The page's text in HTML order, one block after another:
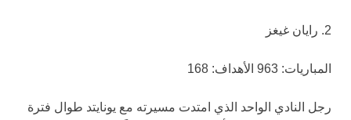
2. رايان غيغز
المباريات: 963 الأهداف: 168
رجل النادي الواحد الذي امتدت مسيرته مع يونايتد طوال فترة